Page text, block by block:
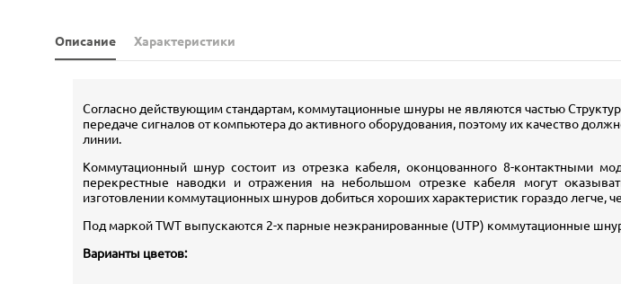
Описание Характеристики
Согласно действующим стандартам, коммутационные шнуры не являются частью
передаче сигналов от компьютера до активного оборудования, поэтому их качество
линии.
Коммутационный шнур состоит из отрезка кабеля, оконцованного 8-контактными
перекрестные наводки и отражения на небольшом отрезке кабеля могут
изготовлении коммутационных шнуров добиться хороших характеристик гораздо легче,
Под маркой TWT выпускаются 2-х парные неэкранированные (UTP) коммутационные
Варианты цветов: